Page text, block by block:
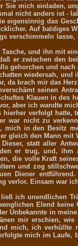
Sie mich einladen,
nicht anders ist -
eigensinnig das
Auf baldiges
verschimmeln
und ihn mit
er zwischen den
gehorchen und
wiedersah,
da brach mir das
seinen
Klauen in des
aber ich wandte
verfolgt
war nicht zu
mich in den Besitz
gleich den Mann
statt aller
er trug, und,
die volle Kraft
und zog
Diener
verlor. Einsam war
ich unendlichen
Elend
Unbekannte in
mir erschien,
mich, ich
mich im